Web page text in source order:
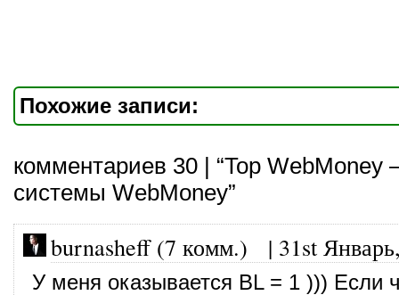
Похожие записи:
комментариев 30 | “Top WebMoney
системы WebMoney”
burnasheff (7 комм.) | 31st
У меня оказывается BL = 1 ))) Если